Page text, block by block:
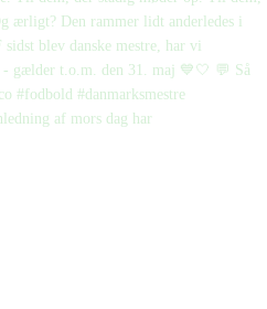
af mors dag har